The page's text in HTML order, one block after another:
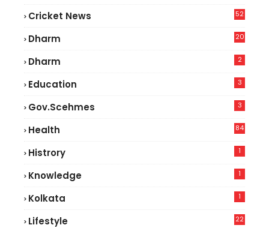
Cricket News
52
Dharm 20
Dharm 2
Education 3
Gov.scehmes 3
Health
84
Histrory 1
Knowledge 1
Kolkata 1
Lifestyle
22